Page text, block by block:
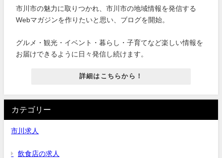
市川市の魅力に取りつかれ、市川市の地域情報を発信する
Webマガジンを作りたいと思い、ブログを開始。
グルメ・観光・イベント・暮らし・子育てなど楽しい情報を
お届けできるように日々発信し続けます。
詳細はこちらから！
カテゴリー
市川求人
飲食店の求人